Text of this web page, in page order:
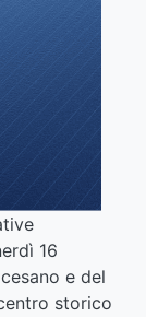
16
e del
storico